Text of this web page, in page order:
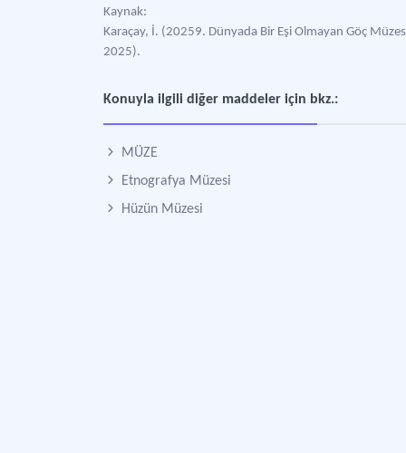
Kaynak:
Karaçay, İ. (20259. Dünyada Bir Eşi Olmayan Göç
2025).
Konuyla ilgili diğer maddeler için bkz.:
MÜZE
Etnografya Müzesi
Hüzün Müzesi